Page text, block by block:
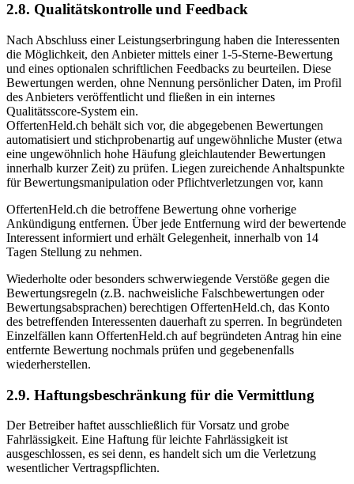
2.8. Qualitätskontrolle und Feedback
Nach Abschluss einer Leistungserbringung haben die Interessenten
die Möglichkeit, den Anbieter mittels einer 1-5-Sterne-Bewertung
und eines optionalen schriftlichen Feedbacks zu beurteilen. Diese
Bewertungen werden, ohne Nennung persönlicher Daten, im Profil
des Anbieters veröffentlicht und fließen in ein internes
Qualitätsscore-System ein.
OffertenHeld.ch behält sich vor, die abgegebenen Bewertungen
automatisiert und stichprobenartig auf ungewöhnliche Muster (etwa
eine ungewöhnlich hohe Häufung gleichlautender Bewertungen
innerhalb kurzer Zeit) zu prüfen. Liegen zureichende Anhaltspunkte
für Bewertungsmanipulation oder Pflichtverletzungen vor, kann
OffertenHeld.ch die betroffene Bewertung ohne vorherige
Ankündigung entfernen. Über jede Entfernung wird der bewertende
Interessent informiert und erhält Gelegenheit, innerhalb von 14
Tagen Stellung zu nehmen.
Wiederholte oder besonders schwerwiegende Verstöße gegen die
Bewertungsregeln (z.B. nachweisliche Falschbewertungen oder
Bewertungsabsprachen) berechtigen OffertenHeld.ch, das Konto
des betreffenden Interessenten dauerhaft zu sperren. In begründeten
Einzelfällen kann OffertenHeld.ch auf begründeten Antrag hin eine
entfernte Bewertung nochmals prüfen und gegebenenfalls
wiederherstellen.
2.9. Haftungsbeschränkung für die Vermittlung
Der Betreiber haftet ausschließlich für Vorsatz und grobe
Fahrlässigkeit. Eine Haftung für leichte Fahrlässigkeit ist
ausgeschlossen, es sei denn, es handelt sich um die Verletzung
wesentlicher Vertragspflichten.